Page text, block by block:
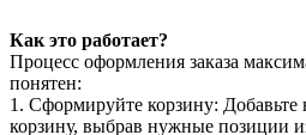
Как это работает?
Процесс оформления заказа
понятен:
1. Сформируйте корзину: Добавьте
корзину, выбрав нужные позиции